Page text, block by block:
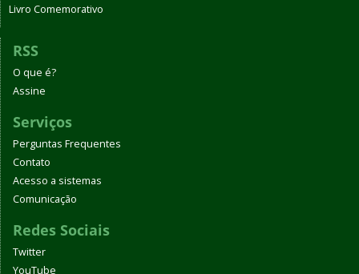
Livro Comemorativo
RSS
O que é?
Assine
Serviços
Perguntas Frequentes
Contato
Acesso a sistemas
Comunicação
Redes Sociais
Twitter
YouTube